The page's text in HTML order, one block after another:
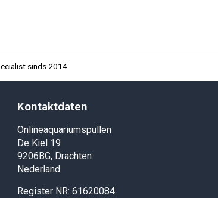
sinds 2014
Kontaktdaten
Onlineaquariumspullen
De Kiel 19
9206BG, Drachten
Nederland
Register NR: 61620084